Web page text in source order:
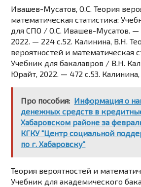
Ивашев-Мусатов, О.С. Теория
математическая статистика:
для СПО / О.С. Ивашев-Мусатов.
2022. — 224 c.52. Калинина, В.Н.
вероятностей и математическая
Учебник для бакалавров / В.Н.
Юрайт, 2022. — 472 c.53.
Про пособия: Информация о
денежных средств в
Хабаровском районе за
КГКУ "Центр социальной
по г. Хабаровску"
Теория вероятностей и
Учебник для академического